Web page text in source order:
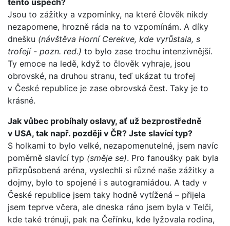
tento úspěch?
Jsou to zážitky a vzpomínky, na které člověk nikdy
nezapomene, hrozně ráda na to vzpomínám. A díky
dnešku (návštěva Horní Cerekve, kde vyrůstala, s
trofejí - pozn. red.) to bylo zase trochu intenzivnější.
Ty emoce na ledě, když to člověk vyhraje, jsou
obrovské, na druhou stranu, teď ukázat tu trofej
v České republice je zase obrovská čest. Taky je to
krásné.
Jak vůbec probíhaly oslavy, ať už bezprostředně
v USA, tak např. později v ČR? Jste slavící typ?
S holkami to bylo velké, nezapomenutelné, jsem navíc
poměrně slavící typ (směje se). Pro fanoušky pak byla
přizpůsobená aréna, vyslechli si různé naše zážitky a
dojmy, bylo to spojené i s autogramiádou. A tady v
České republice jsem taky hodně vytížená – přijela
jsem teprve včera, ale dneska ráno jsem byla v Telči,
kde také trénuji, pak na Čeřínku, kde lyžovala rodina,